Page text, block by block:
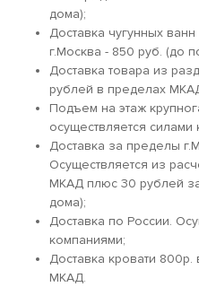
дома);
Доставка чугунных
г.Москва - 850 руб. (до
Доставка товара из
рублей в пределах
Подъем на этаж
осуществляется силами
Доставка за пределы
Осуществляется из
МКАД плюс 30 рублей
дома);
Доставка по России.
компаниями;
Доставка кровати
МКАД.